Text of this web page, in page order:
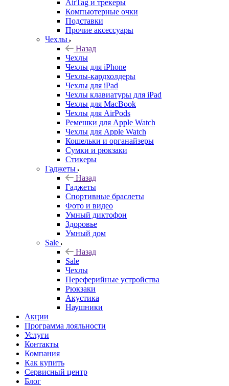
AirTag и трекеры
Компьютерные очки
Подставки
Прочие аксессуары
Чехлы
Назад
Чехлы
Чехлы для iPhone
Чехлы-кардхолдеры
Чехлы для iPad
Чехлы клавиатуры для iPad
Чехлы для MacBook
Чехлы для AirPods
Ремешки для Apple Watch
Чехлы для Apple Watch
Кошельки и органайзеры
Сумки и рюкзаки
Стикеры
Гаджеты
Назад
Гаджеты
Спортивные браслеты
Фото и видео
Умный диктофон
Здоровье
Умный дом
Sale
Назад
Sale
Чехлы
Переферийные устройства
Рюкзаки
Акустика
Наушники
Акции
Программа лояльности
Услуги
Контакты
Компания
Как купить
Сервисный центр
Блог